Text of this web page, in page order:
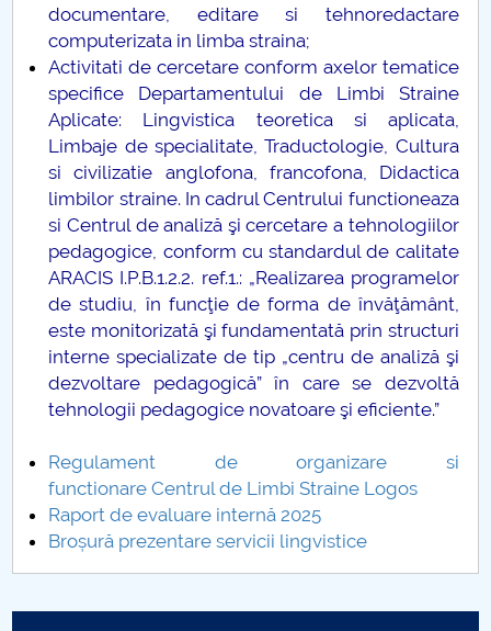
Comisie de etica unversitară
Evenimente CUP
Accesibilitate pentru studenții cu dizabilități
Raportul Conducerii Centrului Universitar Pitești
privind implementarea Planului Operațional 2020-
2024
Parteneri CUP
Centrul de Consiliere și Orientare în Carieră
Chestionar angajabilitate ALUMNI – UPB
MENIU CANTINA
Membrii LOGOS
documentare, editare si tehnoredactare
computerizata in limba straina;
Activitati de cercetare conform axelor tematice
specifice Departamentului de Limbi Straine
Aplicate: Lingvistica teoretica si aplicata,
Limbaje de specialitate, Traductologie, Cultura
si civilizatie anglofona, francofona, Didactica
limbilor straine. In cadrul Centrului functioneaza
si Centrul de analiză şi cercetare a tehnologiilor
pedagogice, conform cu standardul de calitate
ARACIS I.P.B.1.2.2. ref.1.: „Realizarea programelor
de studiu, în funcţie de forma de învăţământ,
este monitorizată şi fundamentată prin structuri
interne specializate de tip „centru de analiză şi
dezvoltare pedagogică” în care se dezvoltă
tehnologii pedagogice novatoare şi eficiente.”
Regulament de organizare si
functionare Centrul de Limbi Straine Logos
Raport de evaluare internă 2025
Broșură prezentare servicii lingvistice